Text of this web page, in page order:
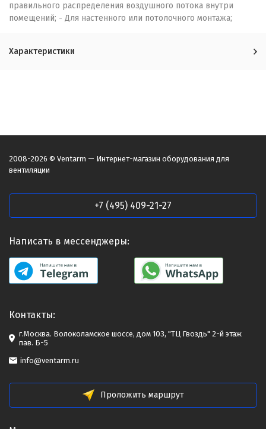
правильного распределения воздушного потока внутри
помещений; - Для настенного или потолочного монтажа;
Характеристики
2008-2026 © Ventarm — Интернет-магазин оборудования для
вентиляции
+7 (495) 409-21-27
Написать в мессенджеры:
Контакты:
г.Москва. Волоколамское шоссе, дом 103, "ТЦ Гвоздь" 2-й этаж
пав. Б-5
info@ventarm.ru
Проложить маршрут